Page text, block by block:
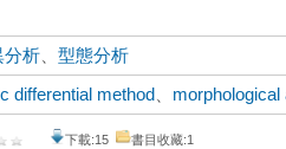
分析 、型態分析
differential method
morphological
下載:15 書目收藏:1